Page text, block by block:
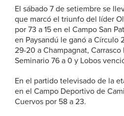
El sábado 7 de setiembre se
que marcó el triunfo del líder
por 73 a 15 en el Campo San
en Paysandú le ganó a Círculo
29-20 a Champagnat,
Seminario 76 a 0 y Lobos
En el partido televisado de la
en el Campo Deportivo de
Cuervos por 58 a 23.